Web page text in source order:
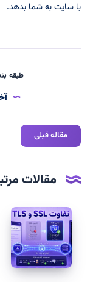
با سایت به شما بدهد.
طبقه
مقاله قبلی
مقالات
تفاوت
SSL
و
TLS
چیست؟